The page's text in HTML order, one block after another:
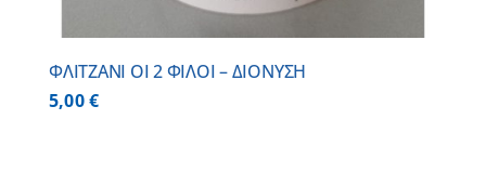
ΦΛΙΤΖΑΝΙ ΟΙ 2 ΦΙΛΟΙ – ΔΙΟΝΥΣΗ
5,00€